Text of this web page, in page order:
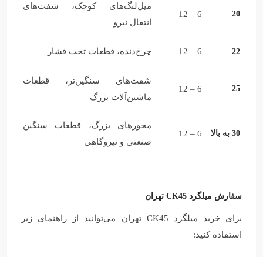
20
6 – 12
میل‌لنگ‌های کوچک، شفت‌های
انتقال نیرو
22
6 – 12 چرخ‌دنده، قطعات تحت فشار
25
6 – 12
شفت‌های سنگین‌تر، قطعات
ماشین‌آلات بزرگ
30 به بالا 6 – 12
محورهای بزرگ، قطعات سنگین
صنعتی و نیروگاهی
سفارش میلگرد CK45 تهران
برای خرید میلگرد CK45 تهران می‌توانید از راهنمای زیر
استفاده کنید: